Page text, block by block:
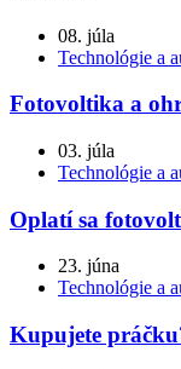
08. júla
Technológie a
Fotovoltika a
03. júla
Technológie a
Oplatí sa
23. júna
Technológie a
Kupujete